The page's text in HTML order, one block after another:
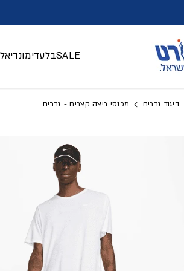
SALEבלעדימונדיאל 2026
ביגוד גברים מכנסי ריצה קצרים - גברים